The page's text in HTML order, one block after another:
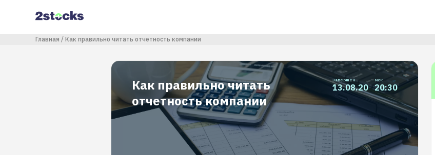
содержанию
Строка навигации
Главная Как правильно читать отчетность компании
Как правильно читать
отчетность компании
Завершен
13.08.20
мск
20:30